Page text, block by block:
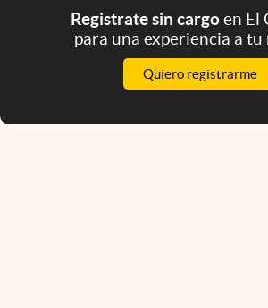
Registrate sin cargoen El
para una experiencia a tu
Quiero registrarme